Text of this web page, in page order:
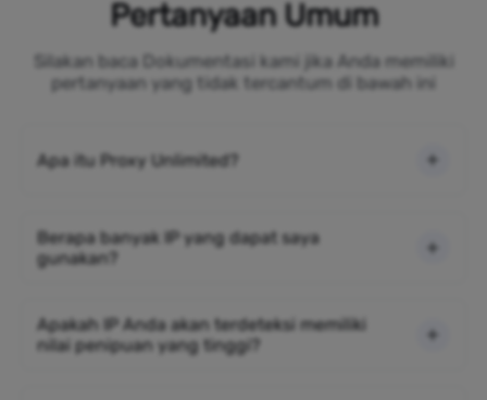
Pertanyaan Umum
Silakan baca Dokumentasi kami jika Anda memiliki
pertanyaan yang tidak tercantum di bawah ini
Apa itu Proxy Unlimited?
Berapa banyak IP yang dapat saya
gunakan?
Apakah IP Anda akan terdeteksi memiliki
nilai penipuan yang tinggi?